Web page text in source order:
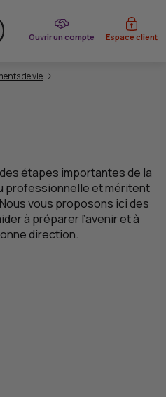
sur le site
Ouvrir un compte
du CIC Espace client
de vie
étapes importantes de la
professionnelle et méritent
vous proposons ici des
à préparer l’avenir et à
direction.